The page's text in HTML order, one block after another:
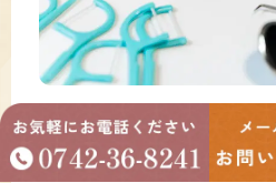
STEP 4
訪問診療開始